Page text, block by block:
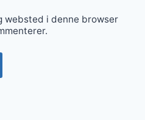
websted i denne browser